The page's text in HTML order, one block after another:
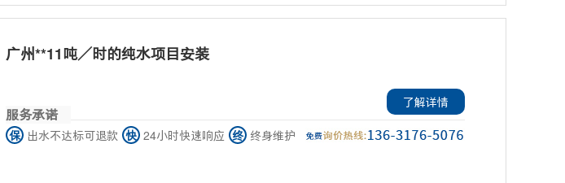
广州**11吨／时的纯水项目安装
了解详情
服务承诺
保 出水不达标可退款 快 24小时快速响应 终 终身维护